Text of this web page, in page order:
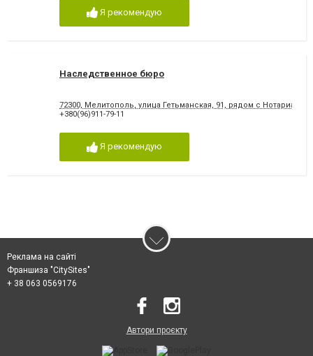
Я рекомендую
Наследственное бюро
72300, Мелитополь, улица Гетьманская, 91, рядом с
+380(96)911-79-11
Я рекомендую
Реклама на сайті
Франшиза "CitySites"
+ 38 063 0569176
Автори проєкту